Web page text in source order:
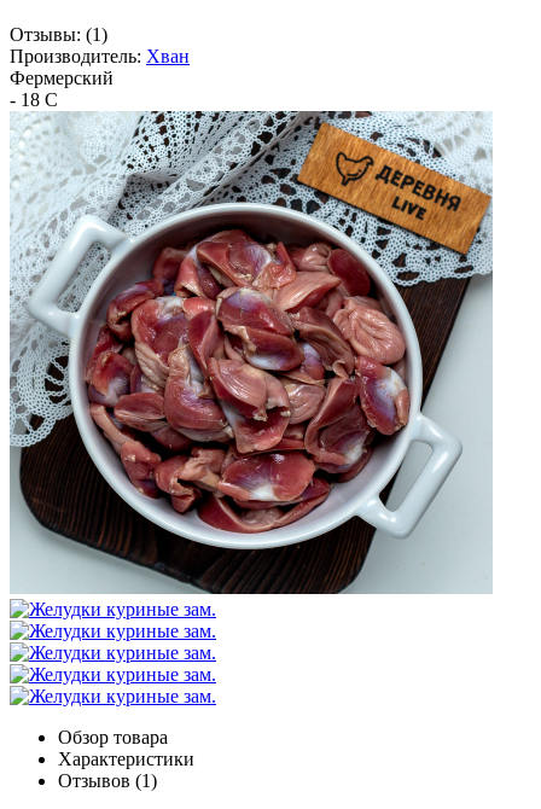
Отзывы: (1)
Производитель: Хван
Фермерский
- 18 C
Обзор товара
Характеристики
Отзывов (1)